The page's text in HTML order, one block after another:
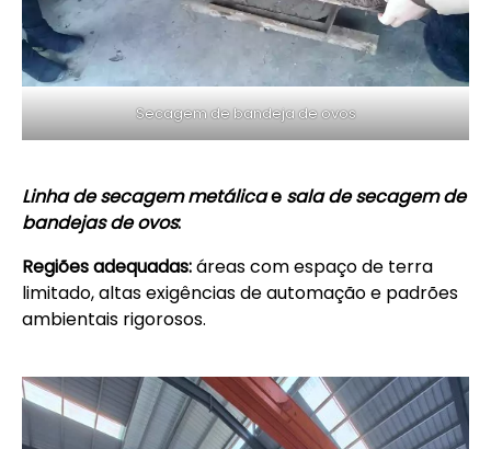
Secagem de bandeja de ovos
Linha de secagem metálicae sala de secagem de
bandejas de ovos:
Regiões adequadas:áreas com espaço de terra
limitado, altas exigências de automação e padrões
ambientais rigorosos.